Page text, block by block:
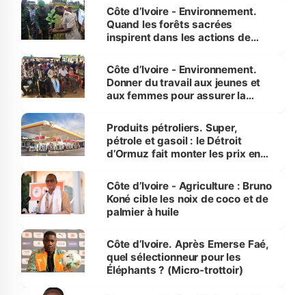
Côte d’Ivoire - Environnement.
Quand les forêts sacrées
inspirent dans les actions de
Côte d’Ivoire - Environnement.
Donner du travail aux jeunes et
aux femmes pour assurer la
menacées
Produits pétroliers. Super,
pétrole et gasoil : le Détroit
d’Ormuz fait monter les prix en
Côte d’Ivoire - Agriculture : Bruno
Koné cible les noix de coco et de
palmier à huile
Côte d’Ivoire. Après Emerse Faé,
quel sélectionneur pour les
Éléphants ? (Micro-trottoir)